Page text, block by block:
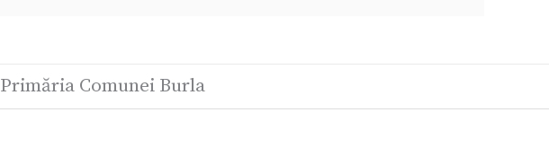
Primăria Comunei Burla